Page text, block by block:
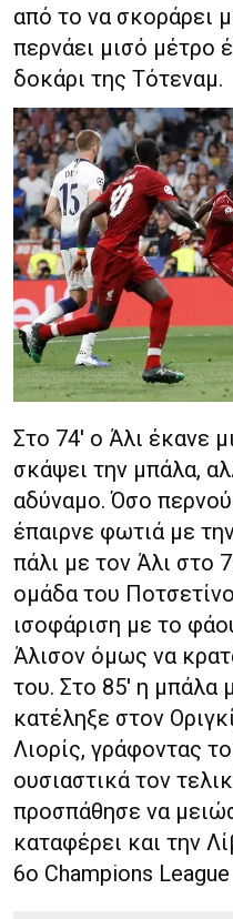
από το να σκοράρει
περνάει μισό μέτρο
δοκάρι της Τότεναμ.
Στο 74′ ο Άλι έκανε
σκάψει την μπάλα,
αδύναμο. Όσο
έπαιρνε φωτιά με
πάλι με τον Άλι στο
ομάδα του
ισοφάριση με το
Άλισον όμως να
του. Στο 85′ η
κατέληξε στον
Λιορίς, γράφοντας
ουσιαστικά τον
προσπάθησε να
καταφέρει και την
6ο Champions